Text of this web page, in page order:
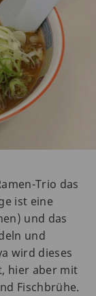
Trio das
ist eine
und das
und
wird dieses
hier aber mit
Fischbrühe.